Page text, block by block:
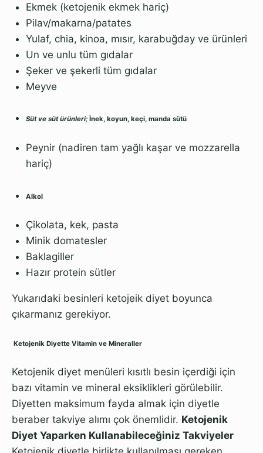
Ekmek (ketojenik ekmek hariç)
Pilav/makarna/patates
Yulaf, chia, kinoa, mısır, karabuğday ve ürünleri
Un ve unlu tüm gıdalar
Şeker ve şekerli tüm gıdalar
Meyve
Süt ve süt ürünleri; İnek, koyun, keçi, manda sütü
Peynir (nadiren tam yağlı kaşar ve mozzarella
hariç)
Alkol
Çikolata, kek, pasta
Minik domatesler
Baklagiller
Hazır protein sütler
Yukarıdaki besinleri ketojeik diyet boyunca
çıkarmanız gerekiyor.
Ketojenik Diyette Vitamin ve Mineraller
Ketojenik diyet menüleri kısıtlı besin içerdiği için
bazı vitamin ve mineral eksiklikleri görülebilir.
Diyetten maksimum fayda almak için diyetle
beraber takviye alımı çok önemlidir. Ketojenik
Diyet Yaparken Kullanabileceğiniz Takviyeler